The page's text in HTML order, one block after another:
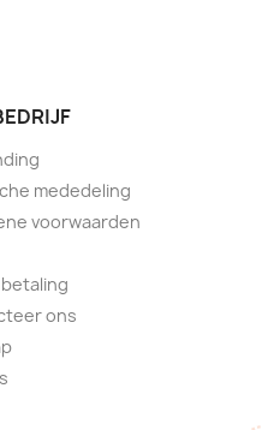
mededeling
voorwaarden
ons